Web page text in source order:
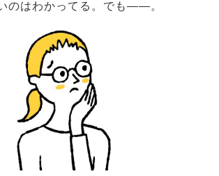
のはわかってる。でも――。